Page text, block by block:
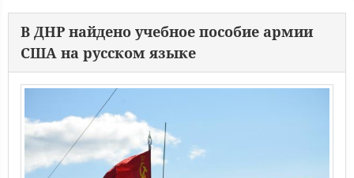
В ДНР найдено учебное пособие армии
США на русском языке